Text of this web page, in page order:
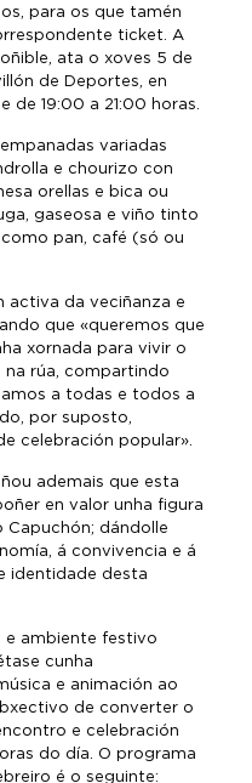
para os que tamén
ticket. A
ata o xoves 5 de
de Deportes, en
de 19:00 a 21:00 horas.
variadas
e chourizo con
orellas e bica ou
gaseosa e viño tinto
como pan, café (só ou
activa da veciñanza e
que «queremos que
xornada para vivir o
rúa, compartindo
a todas e todos a
por suposto,
celebración popular».
ademais que esta
en valor unha figura
dándolle
á convivencia e á
identidade desta
e ambiente festivo
cunha
e animación ao
de converter o
e celebración
do día. O programa
é o seguinte: